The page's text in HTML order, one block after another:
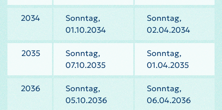
2034
Sonntag,
01.10.2034
Sonntag,
02.04.2034
2035
Sonntag,
07.10.2035
Sonntag,
01.04.2035
2036
Sonntag,
05.10.2036
Sonntag,
06.04.2036